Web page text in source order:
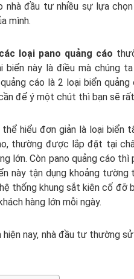
nhà đầu tư nhiều sự lựa
mình.
các loại pano quảng cáo
biển này là điều mà chúng
cáo là 2 loại biển
để ý một chút thì bạn sẽ
thể hiểu đơn giản là loại
thường được lắp đặt tại
lớn. Còn pano quảng cáo
này tận dụng khoảng
thống khung sắt kiên cố đỡ
hàng lớn mỗi ngày.
nay, nhà đầu tư thường